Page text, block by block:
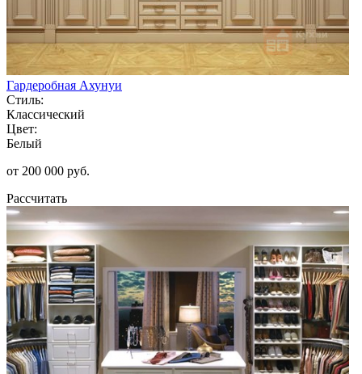
Гардеробная Ахунуи
Стиль:
Классический
Цвет:
Белый
от 200 000 руб.
Рассчитать